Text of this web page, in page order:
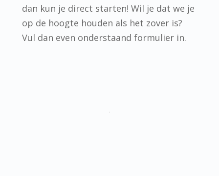
dan kun je direct starten! Wil je dat we je
op de hoogte houden als het zover is?
Vul dan even onderstaand formulier in.